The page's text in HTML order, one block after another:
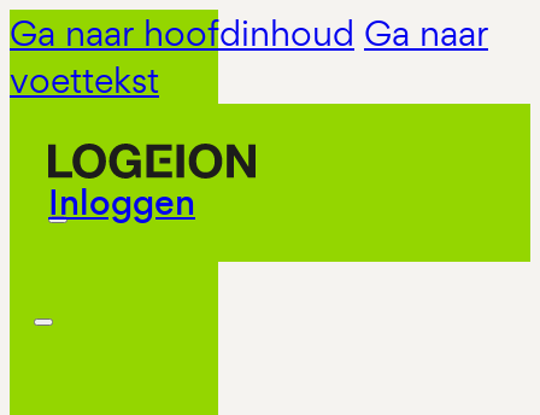
Ga naar hoofdinhoud Ga naar
voettekst
Inloggen